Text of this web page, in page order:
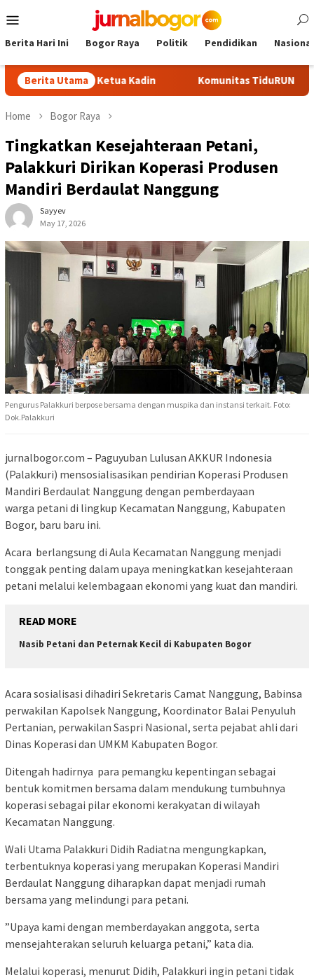
to
Menu
Berita Hari Ini Bogor Raya Politik Pendidikan Nasional
Berita Utama
Calon Ketua Kadin Komunitas TiduRUN Jajal Jalur
Home Bogor Raya
Tingkatkan Kesejahteraan Petani,
Palakkuri Dirikan Koperasi Produsen
Mandiri Berdaulat Nanggung
Sayyev
May 17, 2026
Pengurus Palakkuri berpose bersama dengan muspika dan instansi terkait. Foto:
Dok.Palakkuri
jurnalbogor.com – ‎‎Paguyuban Lulusan AKKUR Indonesia
(Palakkuri) mensosialisasikan pendirian Koperasi Produsen
Mandiri Berdaulat Nanggung dengan pemberdayaan
warga petani di lingkup Kecamatan Nanggung, Kabupaten
Bogor, baru baru ini.‎‎
‎Acara berlangsung di Aula Kecamatan Nanggung menjadi
tonggak penting dalam upaya meningkatkan kesejahteraan
petani melalui kelembagaan ekonomi yang kuat dan mandiri.‎
READ MORE
Nasib Petani dan Peternak Kecil di Kabupaten Bogor
‎Acara sosialisasi dihadiri Sekretaris Camat Nanggung, Babinsa
perwakilan Kapolsek Nanggung, Koordinator Balai Penyuluh
Pertanian, perwakilan Saspri Nasional, serta pejabat ahli dari
Dinas Koperasi dan UMKM Kabupaten Bogor.
‎‎Ditengah hadirnya para pemangku kepentingan sebagai
bentuk komitmen bersama dalam mendukung tumbuhnya
koperasi sebagai pilar ekonomi kerakyatan di wilayah
Kecamatan Nanggung.‎
‎Wali Utama Palakkuri Didih Radiatna mengungkapkan,
terbentuknya koperasi yang merupakan Koperasi Mandiri
Berdaulat Nanggung diharapkan dapat menjadi rumah
bersama yang melindungi para petani.‎
‎”Upaya kami dengan memberdayakan anggota, serta
mensejahterakan seluruh keluarga petani,” kata dia.‎
‎Melalui koperasi, menurut Didih, Palakkuri ingin petani tidak